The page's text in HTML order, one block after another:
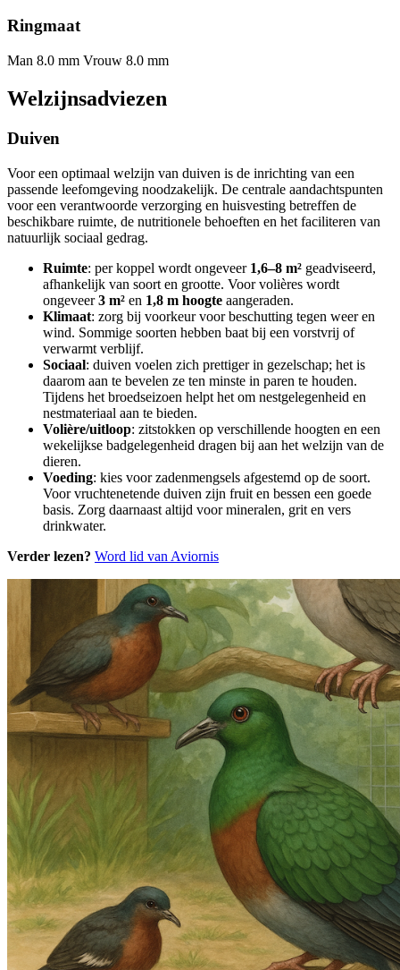
Ringmaat
Man 8.0 mm Vrouw 8.0 mm
Welzijnsadviezen
Duiven
Voor een optimaal welzijn van duiven is de inrichting van een
passende leefomgeving noodzakelijk. De centrale aandachtspunten
voor een verantwoorde verzorging en huisvesting betreffen de
beschikbare ruimte, de nutritionele behoeften en het faciliteren van
natuurlijk sociaal gedrag.
Ruimte: per koppel wordt ongeveer 1,6–8 m² geadviseerd,
afhankelijk van soort en grootte. Voor volières wordt
ongeveer3 m² en 1,8 m hoogte aangeraden.
Klimaat: zorg bij voorkeur voor beschutting tegen weer en
wind. Sommige soorten hebben baat bij een vorstvrij of
verwarmt verblijf.
Sociaal: duiven voelen zich prettiger in gezelschap; het is
daarom aan te bevelen ze ten minste in paren te houden.
Tijdens het broedseizoen helpt het om nestgelegenheid en
nestmateriaal aan te bieden.
Volière/uitloop: zitstokken op verschillende hoogten en een
wekelijkse badgelegenheid dragen bij aan het welzijn van de
dieren.
Voeding: kies voor zadenmengsels afgestemd op de soort.
Voor vruchtenetende duiven zijn fruit en bessen een goede
basis. Zorg daarnaast altijd voor mineralen, grit en vers
drinkwater.
Verder lezen? Word lid van Aviornis